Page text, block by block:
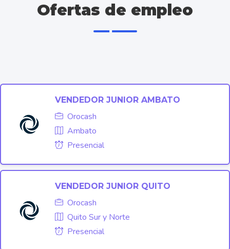
Ofertas de empleo
VENDEDOR JUNIOR AMBATO
Orocash
Ambato
Presencial
VENDEDOR JUNIOR QUITO
Orocash
Quito Sur y Norte
Presencial